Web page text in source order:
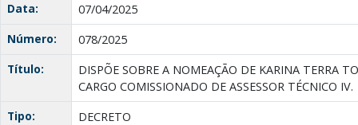
Data:
07/04/2025
Número:
078/2025
Título:
DISPÕE SOBRE A NOMEAÇÃO DE KARINA TERRA
CARGO COMISSIONADO DE ASSESSOR TÉCNICO IV.
Tipo:
DECRETO